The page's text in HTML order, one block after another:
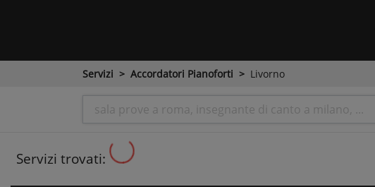
Servizi Accordatori Pianoforti Livorno
Servizi trovati: